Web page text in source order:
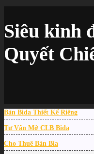
Siêu kinh
Quyết
Bàn Bida Thiết Kế Riêng
Tư Vấn Mở CLB Bida
Cho Thuê Bàn Bia